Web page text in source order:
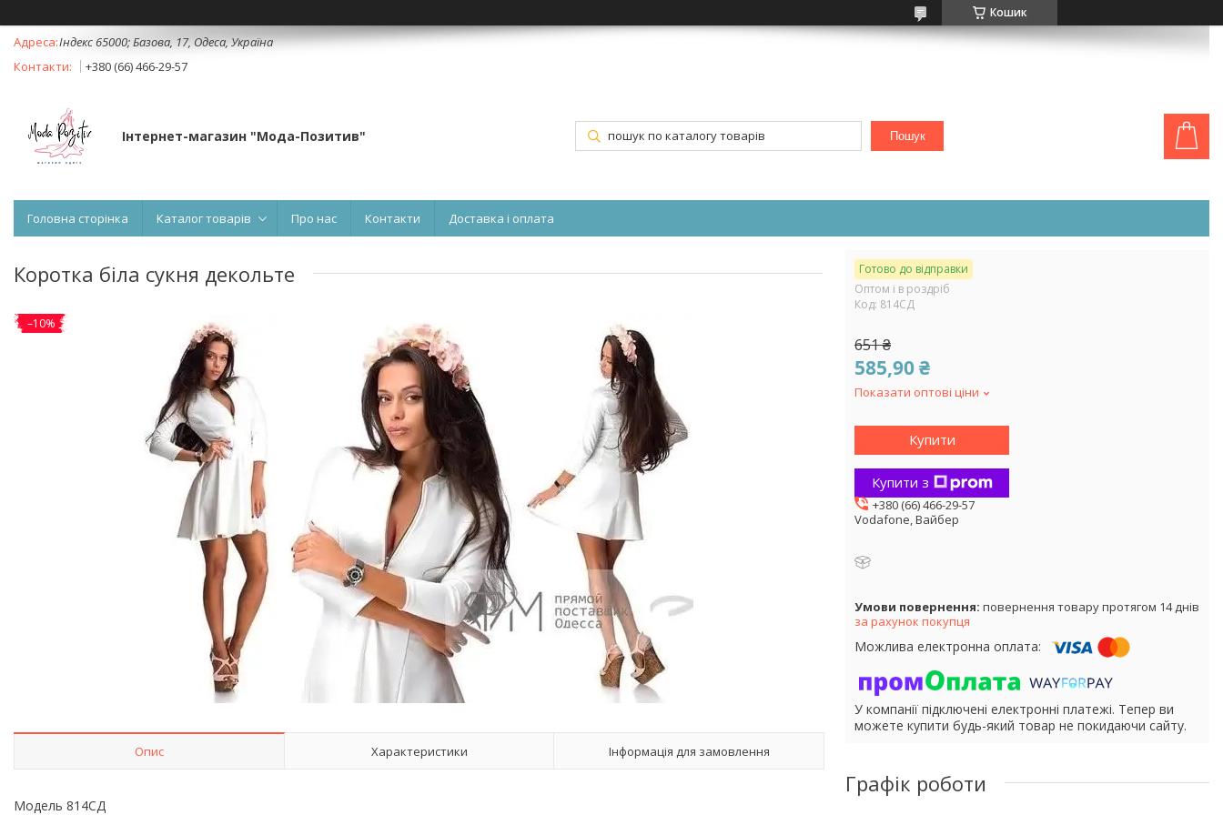
Кошик
Індекс 65000; Базова, 17, Одеса, Україна
+380 (66) 466-29-57
Інтернет-магазин "Мода-Позитив" Пошук
Головна сторінка Каталог товарів Про нас Контакти Доставка і оплата
Коротка біла сукня декольте
–10%
Опис Характеристики Інформація для замовлення
Модель 814СД
Готово до відправки
Оптом і в роздріб
Код: 814СД
651 ₴
585,90 ₴
Показати оптові ціни
Купити
Купити з
+380 (66) 466-29-57
Vodafone, Вайбер
повернення товару протягом 14 днів
за рахунок покупця
У компанії підключені електронні платежі. Тепер ви
можете купити будь-який товар не покидаючи сайту.
Графік роботи